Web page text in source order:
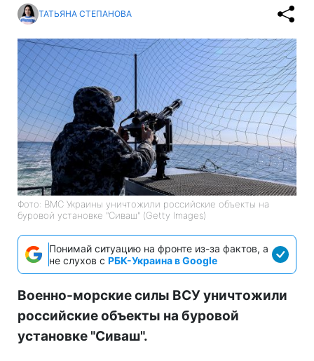
ТАТЬЯНА СТЕПАНОВА
Фото: ВМС Украины уничтожили российские объекты на
буровой установке "Сиваш" (Getty Images)
Понимай ситуацию на фронте из-за фактов, а
не слухов с РБК-Украина в Google
Военно-морские силы ВСУ уничтожили
российские объекты на буровой
установке "Сиваш".